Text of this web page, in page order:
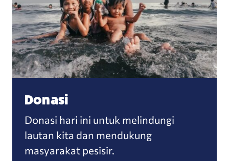
Donasi
Donasi hari ini untuk melindungi
lautan kita dan mendukung
masyarakat pesisir.